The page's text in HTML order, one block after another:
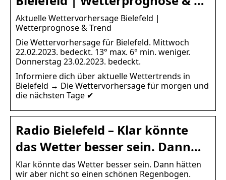
Aktuelle Wettervorhersage Bielefeld |
Wetterprognose & Trend
Die Wettervorhersage für Bielefeld. Mittwoch
22.02.2023. bedeckt. 13° max. 6° min. weniger.
Donnerstag 23.02.2023. bedeckt.
Informiere dich über aktuelle Wettertrends in
Bielefeld → Die Wettervorhersage für morgen und
die nächsten Tage ✔
Radio Bielefeld – Klar könnte
das Wetter besser sein. Dann…
Klar könnte das Wetter besser sein. Dann hätten
wir aber nicht so einen schönen Regenbogen.